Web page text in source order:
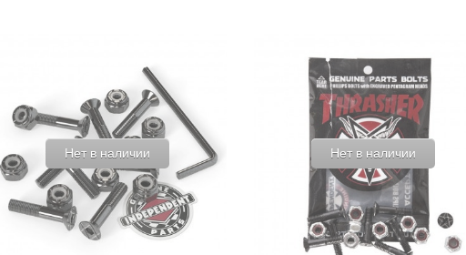
Нет в наличии Нет в наличии